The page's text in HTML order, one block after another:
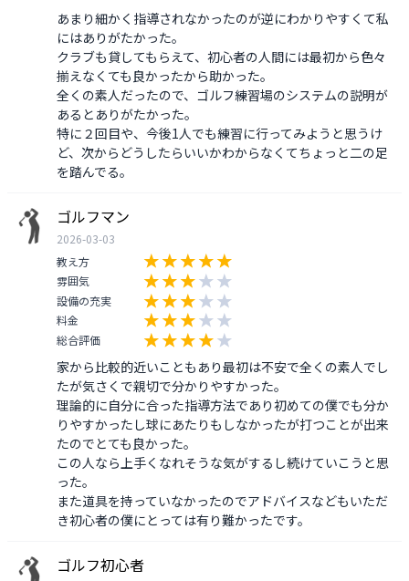
あまり細かく指導されなかったのが逆にわかりやすくて私
にはありがたかった。
クラブも貸してもらえて、初心者の人間には最初から色々
揃えなくても良かったから助かった。
全くの素人だったので、ゴルフ練習場のシステムの説明が
あるとありがたかった。
特に２回目や、今後1人でも練習に行ってみようと思うけ
ど、次からどうしたらいいかわからなくてちょっと二の足
を踏んでる。
ゴルフマン
2026-03-03
教え方
雰囲気
設備の充実
料金
総合評価
家から比較的近いこともあり最初は不安で全くの素人でし
たが気さくで親切で分かりやすかった。
理論的に自分に合った指導方法であり初めての僕でも分か
りやすかったし球にあたりもしなかったが打つことが出来
たのでとても良かった。
この人なら上手くなれそうな気がするし続けていこうと思
った。
また道具を持っていなかったのでアドバイスなどもいただ
ゴルフ初心者